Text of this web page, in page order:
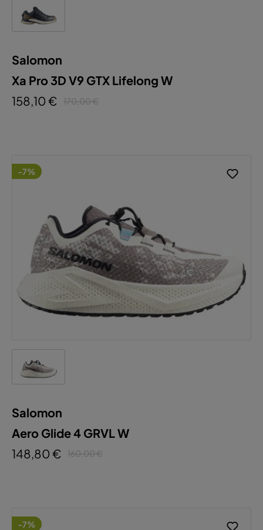
Salomon
Xa Pro 3D V9 GTX Lifelong W
158,10 €
170,00 €
-7%
Salomon
Aero Glide 4 GRVL W
148,80 €
160,00 €
-7%